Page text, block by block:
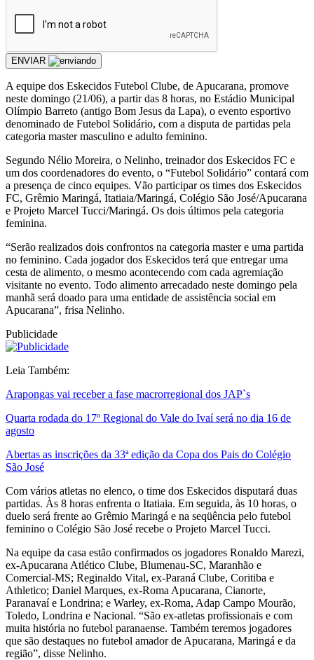
ENVIAR
A equipe dos Eskecidos Futebol Clube, de Apucarana, promove
neste domingo (21/06), a partir das 8 horas, no Estádio Municipal
Olímpio Barreto (antigo Bom Jesus da Lapa), o evento esportivo
denominado de Futebol Solidário, com a disputa de partidas pela
categoria master masculino e adulto feminino.
Segundo Nélio Moreira, o Nelinho, treinador dos Eskecidos FC e
um dos coordenadores do evento, o “Futebol Solidário” contará com
a presença de cinco equipes. Vão participar os times dos Eskecidos
FC, Grêmio Maringá, Itatiaia/Maringá, Colégio São José/Apucarana
e Projeto Marcel Tucci/Maringá. Os dois últimos pela categoria
feminina.
“Serão realizados dois confrontos na categoria master e uma partida
no feminino. Cada jogador dos Eskecidos terá que entregar uma
cesta de alimento, o mesmo acontecendo com cada agremiação
visitante no evento. Todo alimento arrecadado neste domingo pela
manhã será doado para uma entidade de assistência social em
Apucarana”, frisa Nelinho.
Publicidade
Leia Também:
Arapongas vai receber a fase macrorregional dos JAP`s
Quarta rodada do 17º Regional do Vale do Ivaí será no dia 16 de
agosto
Abertas as inscrições da 33ª edição da Copa dos Pais do Colégio
São José
Com vários atletas no elenco, o time dos Eskecidos disputará duas
partidas. Às 8 horas enfrenta o Itatiaia. Em seguida, às 10 horas, o
duelo será frente ao Grêmio Maringá e na seqüência pelo futebol
feminino o Colégio São José recebe o Projeto Marcel Tucci.
Na equipe da casa estão confirmados os jogadores Ronaldo Marezi,
ex-Apucarana Atlético Clube, Blumenau-SC, Maranhão e
Comercial-MS; Reginaldo Vital, ex-Paraná Clube, Coritiba e
Athletico; Daniel Marques, ex-Roma Apucarana, Cianorte,
Paranavaí e Londrina; e Warley, ex-Roma, Adap Campo Mourão,
Toledo, Londrina e Nacional. “São ex-atletas profissionais e com
muita história no futebol paranaense. Também teremos jogadores
que são destaques no futebol amador de Apucarana, Maringá e da
região”, disse Nelinho.